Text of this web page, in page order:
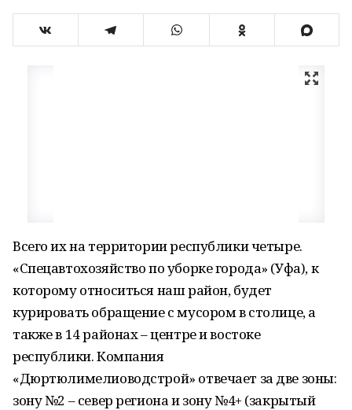
Всего их на территории республики четыре.
«Спецавтохозяйство по уборке города» (Уфа), к
которому относиться наш район, будет
курировать обращение с мусором в столице, а
также в 14 районах – центре и востоке
республики. Компания
«Дюртюлимелиоводстрой» отвечает за две зоны:
зону №2 – север региона и зону №4+ (закрытый